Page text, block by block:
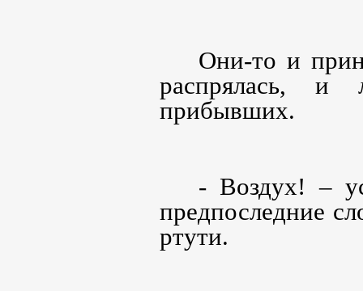
Они-то и
распрялась, и
прибывших.
- Воздух! –
предпоследние
ртути.